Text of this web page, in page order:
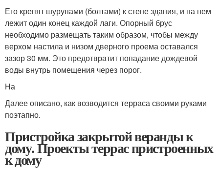
Его крепят шурупами (болтами) к стене здания, и на нем
лежит один конец каждой лаги. Опорный брус
необходимо размещать таким образом, чтобы между
верхом настила и низом дверного проема оставался
зазор 30 мм. Это предотвратит попадание дождевой
воды внутрь помещения через порог.
На
Далее описано, как возводится терраса своими руками
поэтапно.
Пристройка закрытой веранды к
дому. Проекты террас пристроенных
к дому